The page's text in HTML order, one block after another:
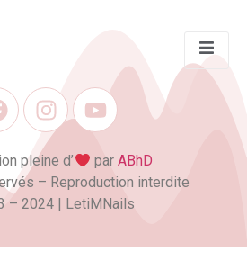
pleine d’ par ABhD
– Reproduction interdite
– 2024 | LetiMNails